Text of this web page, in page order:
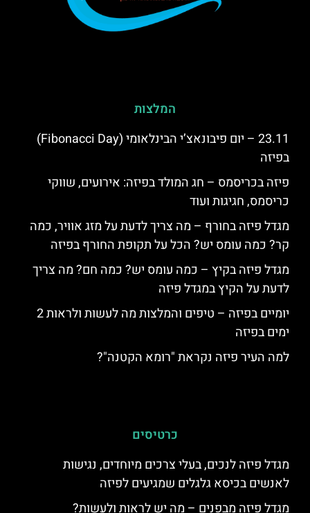
המלצות
23.11 – יום פיבונאצ’י הבינלאומי (Fibonacci Day)
בפיזה
פיזה בכריסמס – חג המולד בפיזה: אירועים, שווקי
כריסמס, חגיגות ועוד
מגדל פיזה בחורף – מה צריך לדעת על מזג אוויר, כמה
קר? כמה עומס יש? הכל על תקופת החורף בפיזה
מגדל פיזה בקיץ – כמה עומס יש? כמה חם? מה צריך
לדעת על הקיץ במגדל פיזה
יומיים בפיזה – טיפים והמלצות מה לעשות ולראות 2
ימים בפיזה
למה העיר פיזה נקראת "רומא הקטנה"?
כרטיסים
מגדל פיזה לנכים, בעלי צרכים מיוחדים, נגישות
לאנשים בכיסא גלגלים שמגיעים לפיזה
מגדל פיזה מבפנים – מה יש לראות ולעשות?